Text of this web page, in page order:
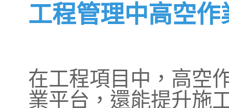
工程管理中高空
在工程項目中，高空
業平台，還能提升施